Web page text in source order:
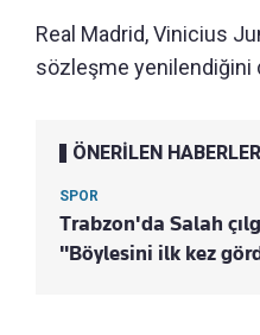
Real Madrid, Vinicius
sözleşme yenilendiğini
ÖNERİLEN HABERLER
SPOR
Trabzon'da Salah
"Böylesini ilk kez